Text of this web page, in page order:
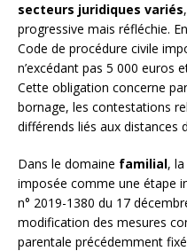
secteurs juridiques variés
progressive mais réfléchie.
Code de procédure civile
n’excédant pas 5 000 euros
Cette obligation concerne
bornage, les contestations
différends liés aux distances
Dans le domaine familial,
imposée comme une étape
n° 2019-1380 du 17
modification des mesures
parentale précédemment